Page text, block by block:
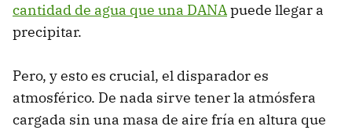
cantidad de agua que una DANApuede llegar a
precipitar.
Pero, y esto es crucial, el disparador es
atmosférico. De nada sirve tener la atmósfera
cargada sin una masa de aire fría en altura que